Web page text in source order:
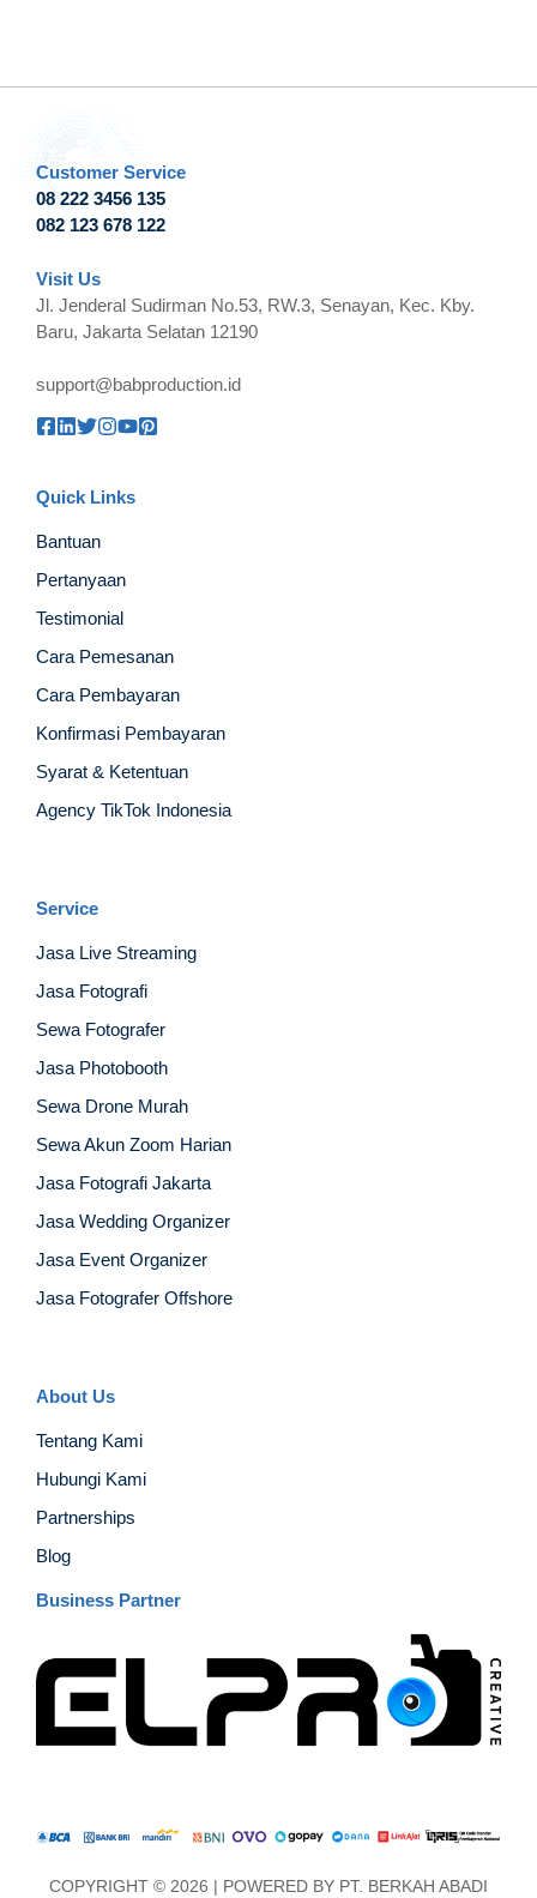
Customer Service
08 222 3456 135
082 123 678 122
Visit Us
Jl. Jenderal Sudirman No.53, RW.3, Senayan, Kec. Kby.
Baru, Jakarta Selatan 12190
support@babproduction.id
Quick Links
Bantuan
Pertanyaan
Testimonial
Cara Pemesanan
Cara Pembayaran
Konfirmasi Pembayaran
Syarat & Ketentuan
Agency TikTok Indonesia
Service
Jasa Live Streaming
Jasa Fotografi
Sewa Fotografer
Jasa Photobooth
Sewa Drone Murah
Sewa Akun Zoom Harian
Jasa Fotografi Jakarta
Jasa Wedding Organizer
Jasa Event Organizer
Jasa Fotografer Offshore
About Us
Tentang Kami
Hubungi Kami
Partnerships
Blog
Business Partner
COPYRIGHT © 2026 | POWERED BY PT. BERKAH ABADI